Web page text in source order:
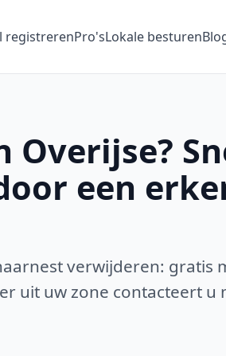
registrerenPro'sLokale besturen
Overijse?
een
verwijderen: gratis
uit uw zone contacteert u